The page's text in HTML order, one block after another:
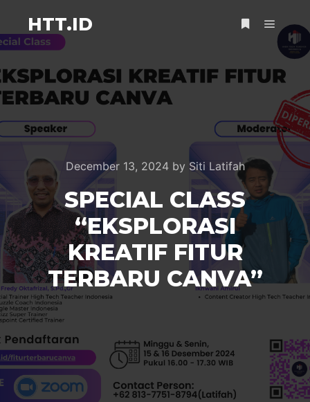
HTT.ID
More info
Main
December 13, 2024by Siti Latifah
SPECIAL CLASS
“EKSPLORASI
KREATIF FITUR
TERBARU CANVA”